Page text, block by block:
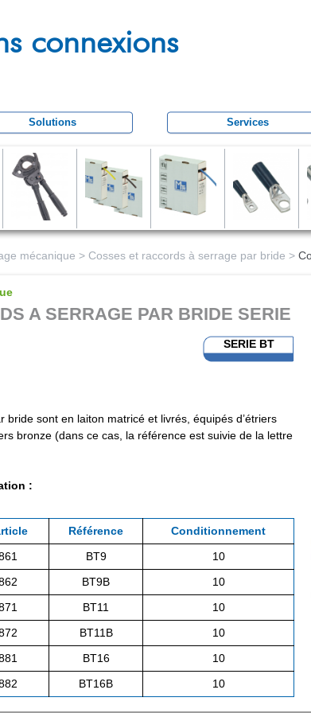
contenu
connexions
Solutions Services
mécanique > Cosses et raccords à serrage par bride >
A SERRAGE PAR BRIDE SERIE
SERIE BT
bride sont en laiton matricé et livrés, équipés d’étriers
bronze (dans ce cas, la référence est suivie de la lettre
:
Référence
Conditionnement
BT9
10
BT9B
10
BT11
10
BT11B
10
BT16
10
BT16B 10